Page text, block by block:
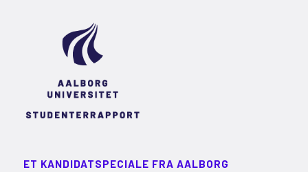
ET KANDIDATSPECIALE FRA AALBORG